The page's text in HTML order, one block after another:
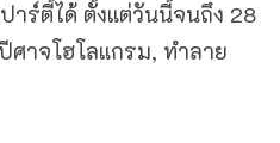
าร์ตี้ได้ ตั้งแต่วันนี้จนถึง 28
ศาจโฮโลแกรม, ทำลาย